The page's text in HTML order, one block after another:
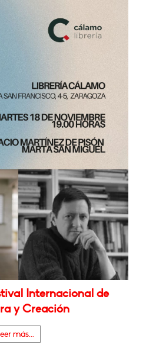
Internacional de
y Creación
más...